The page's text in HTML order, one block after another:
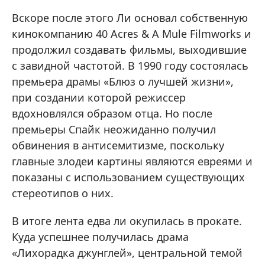
Вскоре после этого Ли основал собственную
кинокомпанию 40 Acres & A Mule Filmworks и
продолжил создавать фильмы, выходившие
с завидной частотой. В 1990 году состоялась
премьера драмы «Блюз о лучшей жизни»,
при создании которой режиссер
вдохновлялся образом отца. Но после
премьеры Спайк неожиданно получил
обвинения в антисемитизме, поскольку
главные злодеи картины являются евреями и
показаны с использованием существующих
стереотипов о них.
В итоге лента едва ли окупилась в прокате.
Куда успешнее получилась драма
«Лихорадка джунглей», центральной темой